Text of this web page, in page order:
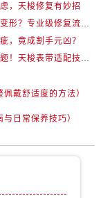
，天梭修复有妙招
，竟成割手元凶？
戴舒适度的方法）
日常保养技巧）